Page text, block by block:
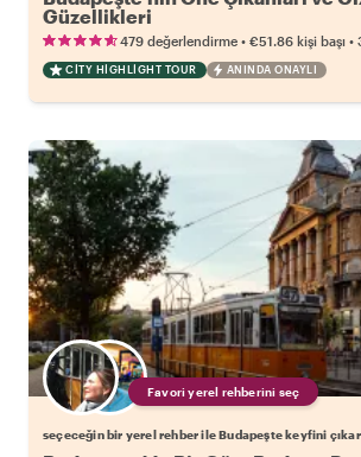
Güzellikleri
479 değerlendirme • €51.86 kişi başı •
CITY HIGHLIGHT TOUR ANINDA ONAYLI
Favori yerel rehberini seç
seçeceğin bir yerel rehber ile Budapeşte keyfini çıkar